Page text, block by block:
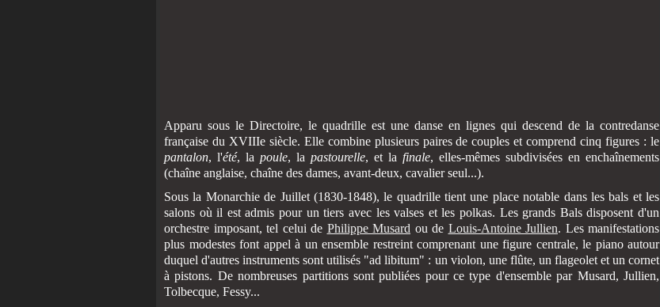
Apparu sous le Directoire, le quadrille est une danse en lignes qui descend de la contredanse
française du XVIIIe siècle. Elle combine plusieurs paires de couples et comprend cinq figures : le
pantalon, l'été, la poule, la pastourelle, et la finale, elles-mêmes subdivisées en enchaînements
(chaîne anglaise, chaîne des dames, avant-deux, cavalier seul...).
Sous la Monarchie de Juillet (1830-1848), le quadrille tient une place notable dans les bals et les
salons où il est admis pour un tiers avec les valses et les polkas. Les grands Bals disposent d'un
orchestre imposant, tel celui de Philippe Musard ou de Louis-Antoine Jullien. Les manifestations
plus modestes font appel à un ensemble restreint comprenant une figure centrale, le piano autour
duquel d'autres instruments sont utilisés "ad libitum" : un violon, une flûte, un flageolet et un cornet
à pistons. De nombreuses partitions sont publiées pour ce type d'ensemble par Musard, Jullien,
Tolbecque, Fessy...